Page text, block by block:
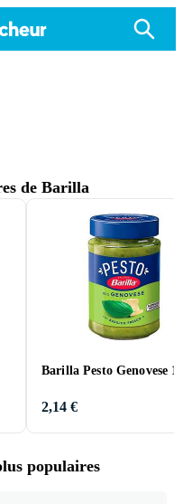
de Barilla
Barilla Pesto Genovese
2,14 €
populaires